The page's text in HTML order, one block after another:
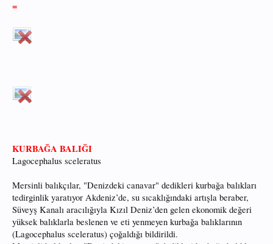
=
KURBAĞA BALIĞI
Lagocephalus sceleratus
Mersinli balıkçılar, "Denizdeki canavar" dedikleri kurbağa balıkları
tedirginlik yaratıyor Akdeniz’de, su sıcaklığındaki artışla beraber,
Süveyş Kanalı aracılığıyla Kızıl Deniz’den gelen ekonomik değeri
yüksek balıklarla beslenen ve eti yenmeyen kurbağa balıklarının
(Lagocephalus sceleratus) çoğaldığı bildirildi.